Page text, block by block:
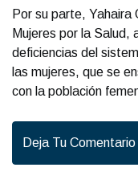
Por su parte,
Mujeres por la Salud,
deficiencias del
las mujeres, que se
con la población
Deja Tu Comentario